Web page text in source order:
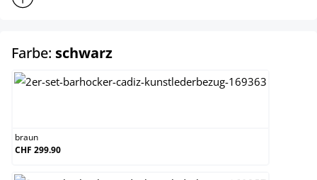
Farbe: schwarzauswählen
braun
CHF 299.90